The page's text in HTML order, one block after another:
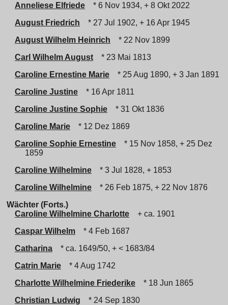
Anneliese Elfriede
* 6 Nov 1934, + 8 Okt 2022
August Friedrich
* 27 Jul 1902, + 16 Apr 1945
August Wilhelm Heinrich
* 22 Nov 1899
Carl Wilhelm August
* 23 Mai 1813
Caroline Ernestine Marie
* 25 Aug 1890, + 3 Jan 1891
Caroline Justine
* 16 Apr 1811
Caroline Justine Sophie
* 31 Okt 1836
Caroline Marie
* 12 Dez 1869
Caroline Sophie Ernestine
* 15 Nov 1858, + 25 Dez
1859
Caroline Wilhelmine
* 3 Jul 1828, + 1853
Caroline Wilhelmine
* 26 Feb 1875, + 22 Nov 1876
Wächter (Forts.)
Caroline Wilhelmine Charlotte
+ ca. 1901
Caspar Wilhelm
* 4 Feb 1687
Catharina
* ca. 1649/50, + < 1683/84
Catrin Marie
* 4 Aug 1742
Charlotte Wilhelmine Friederike
* 18 Jun 1865
Christian Ludwig
* 24 Sep 1830